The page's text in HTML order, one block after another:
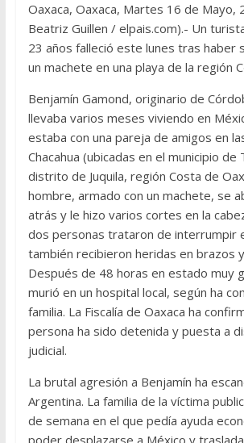
Oaxaca, Oaxaca, Martes 16 de Mayo,
Beatriz Guillen / elpais.com).- Un
23 años falleció este lunes tras haber
un machete en una playa de la región
Benjamín Gamond, originario de
llevaba varios meses viviendo en
estaba con una pareja de amigos en
Chacahua (ubicadas en el municipio
distrito de Juquila, región Costa de
hombre, armado con un machete, se
atrás y le hizo varios cortes en la
dos personas trataron de interrumpir
también recibieron heridas en brazos
Después de 48 horas en estado muy
murió en un hospital local, según ha
familia. La Fiscalía de Oaxaca ha
persona ha sido detenida y puesta a
judicial.
La brutal agresión a Benjamín ha
Argentina. La familia de la víctima
de semana en el que pedía ayuda